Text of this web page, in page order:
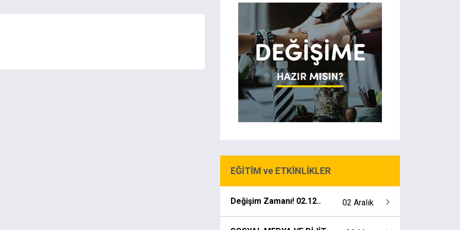
EĞİTİM ve ETKİNLİKLER
Değişim Zamanı! 02.12.. 02 Aralık